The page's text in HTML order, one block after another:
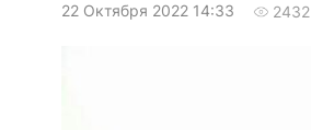
22 Октября 2022 14:33 2432